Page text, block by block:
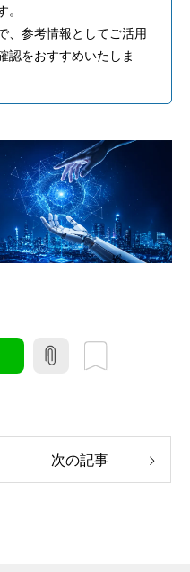
。
、参考情報としてご活用
認をおすすめいたしま
次の記事